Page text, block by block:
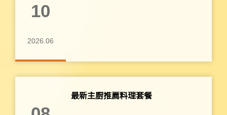
10
2026.06
最新主廚推薦料理套餐